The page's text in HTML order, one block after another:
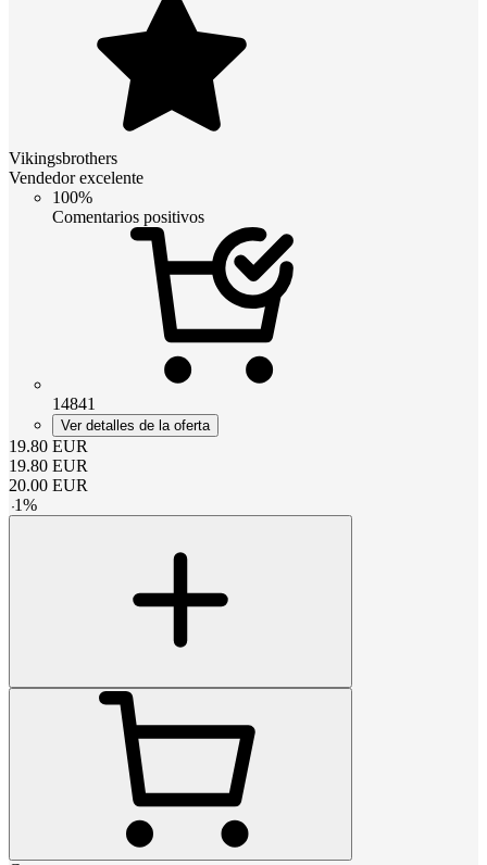
Vikingsbrothers
Vendedor excelente
100%
Comentarios positivos
14841
Ver detalles de la oferta
19.80 EUR
19.80 EUR
20.00 EUR
-1%